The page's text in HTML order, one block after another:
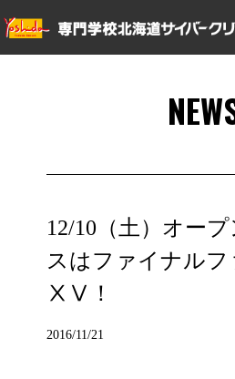
12/10（土）オー
スはファイナルフ
ⅩⅤ！
2016/11/21